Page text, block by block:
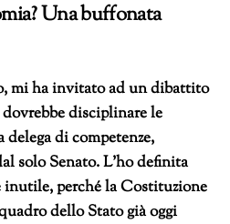
Una buffonata
mi ha invitato ad un dibattito
disciplinare le
delega di competenze,
solo Senato. L’ho definita
perché la Costituzione
dello Stato già oggi